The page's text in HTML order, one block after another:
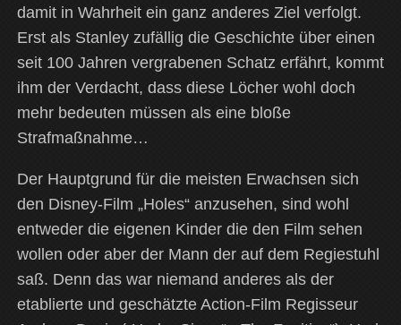
damit in Wahrheit ein ganz anderes Ziel verfolgt.
Erst als Stanley zufällig die Geschichte über einen
seit 100 Jahren vergrabenen Schatz erfährt, kommt
ihm der Verdacht, dass diese Löcher wohl doch
mehr bedeuten müssen als eine bloße
Strafmaßnahme…
Der Hauptgrund für die meisten Erwachsen sich
den Disney-Film „Holes“ anzusehen, sind wohl
entweder die eigenen Kinder die den Film sehen
wollen oder aber der Mann der auf dem Regiestuhl
saß. Denn das war niemand anderes als der
etablierte und geschätzte Action-Film Regisseur